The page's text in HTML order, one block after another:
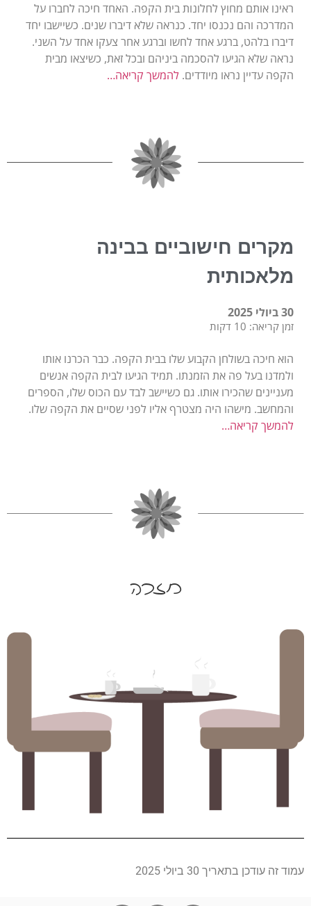
ראינו אותם מחוץ לחלונות בית הקפה. האחד חיכה לחברו על
המדרכה והם נכנסו יחד. כנראה שלא דיברו שנים. כשיישבו יחד
דיברו בלהט, ברגע אחד לחשו וברגע אחר צעקו אחד על השני.
נראה שלא הגיעו להסכמה ביניהם ובכל זאת, כשיצאו מבית
הקפה עדיין נראו מיודדים. להמשך קריאה…
מקרים חישוביים בבינה
מלאכותית
30 ביולי 2025
זמן קריאה: 10 דקות
הוא חיכה בשולחן הקבוע שלו בבית הקפה. כבר הכרנו אותו
ולמדנו בעל פה את הזמנתו. תמיד הגיעו לבית הקפה אנשים
מעניינים שהכירו אותו. גם כשיישב לבד עם הכוס שלו, הספרים
והמחשב. מישהו היה מצטרף אליו לפני שסיים את הקפה שלו.
להמשך קריאה…
חזרה
עמוד זה עודכן בתאריך 30 ביולי 2025